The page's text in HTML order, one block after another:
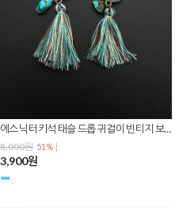
에스닉 터키석 태슬 드롭 귀걸이 빈티지 보헤미안 롱 이어링 E-0610
8,000원 51% ↓
3,900원